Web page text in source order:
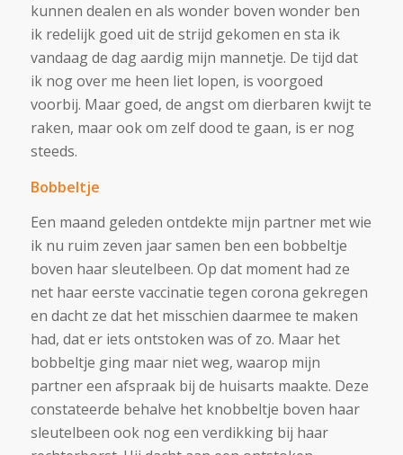
kunnen dealen en als wonder boven wonder ben
ik redelijk goed uit de strijd gekomen en sta ik
vandaag de dag aardig mijn mannetje. De tijd dat
ik nog over me heen liet lopen, is voorgoed
voorbij. Maar goed, de angst om dierbaren kwijt te
raken, maar ook om zelf dood te gaan, is er nog
steeds.
Bobbeltje
Een maand geleden ontdekte mijn partner met wie
ik nu ruim zeven jaar samen ben een bobbeltje
boven haar sleutelbeen. Op dat moment had ze
net haar eerste vaccinatie tegen corona gekregen
en dacht ze dat het misschien daarmee te maken
had, dat er iets ontstoken was of zo. Maar het
bobbeltje ging maar niet weg, waarop mijn
partner een afspraak bij de huisarts maakte. Deze
constateerde behalve het knobbeltje boven haar
sleutelbeen ook nog een verdikking bij haar